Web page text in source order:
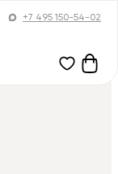
+7 495 150-54-02